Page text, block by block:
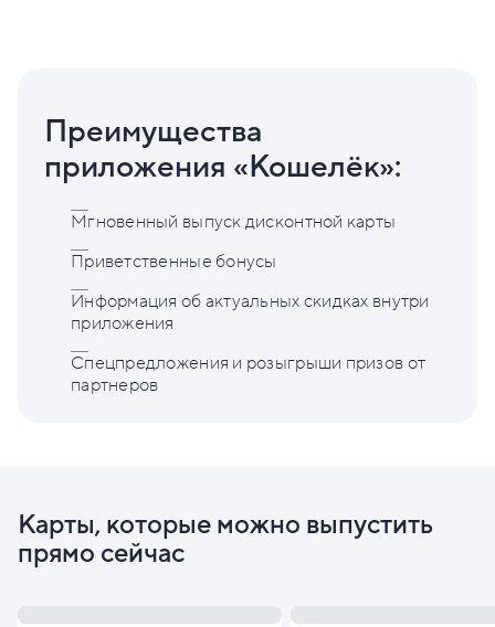
Преимущества
приложения «Кошелёк»:
Мгновенный выпуск дисконтной карты
Приветственные бонусы
Информация об актуальных скидках внутри
приложения
Спецпредложения и розыгрыши призов от
партнеров
Карты, которые можно выпустить
прямо сейчас